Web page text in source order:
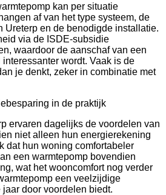
kan per situatie
af van het type systeem, de
Ureterp en de benodigde installatie.
via de ISDE-subsidie
waardoor de aanschaf van een
wordt. Vaak is de
je denkt, zeker in combinatie met
in de praktijk
ervaren dagelijks de voordelen van
niet alleen hun energierekening
dat hun woning comfortabeler
een warmtepomp bovendien
wat het wooncomfort nog verder
een veelzijdige
door voordelen biedt.